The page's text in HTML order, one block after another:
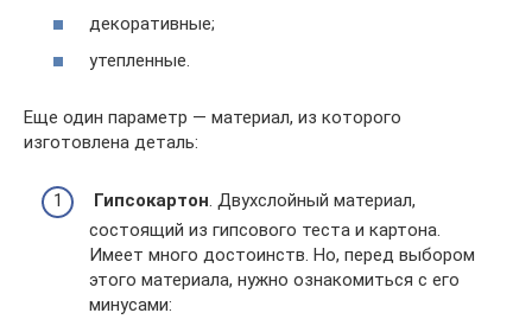
декоративные;
утепленные.
Еще один параметр — материал, из которого
изготовлена деталь:
Гипсокартон. Двухслойный материал,
состоящий из гипсового теста и картона.
Имеет много достоинств. Но, перед выбором
этого материала, нужно ознакомиться с его
минусами: